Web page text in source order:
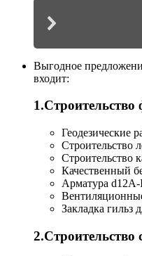
Выгодное
входит:
1.Строительство
Геодезические
Строительство
Строительство
Качественный
Арматура d12А-
Закладка гильз
2.Строительство